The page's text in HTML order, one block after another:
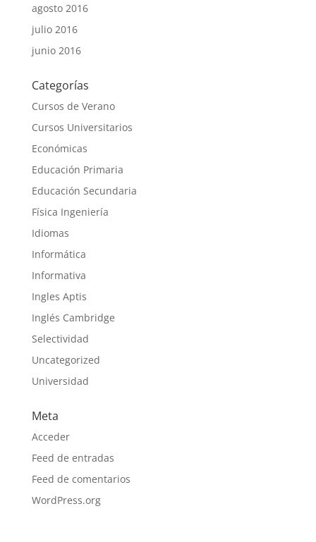
agosto 2016
julio 2016
junio 2016
Categorías
Cursos de Verano
Cursos Universitarios
Económicas
Educación Primaria
Educación Secundaria
Física Ingeniería
Idiomas
Informática
Informativa
Ingles Aptis
Inglés Cambridge
Selectividad
Uncategorized
Universidad
Meta
Acceder
Feed de entradas
Feed de comentarios
WordPress.org